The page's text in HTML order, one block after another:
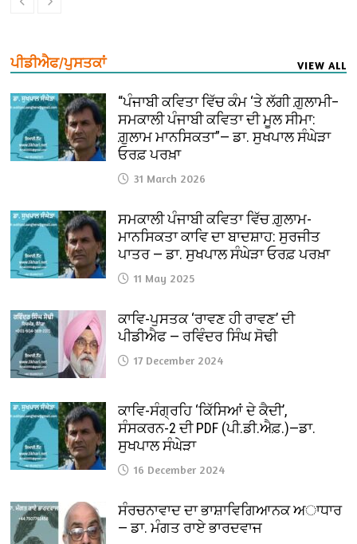
ਪੀਡੀਐਫ/ਪੁਸਤਕਾਂ VIEW ALL
“ਪੰਜਾਬੀ ਕਵਿਤਾ ਵਿੱਚ ਕੰਮ ‘ਤੇ ਲੱਗੀ ਗ਼ੁਲਾਮੀ–
ਸਮਕਾਲੀ ਪੰਜਾਬੀ ਕਵਿਤਾ ਦੀ ਮੂਲ ਸੀਮਾ:
ਗ਼ੁਲਾਮ ਮਾਨਸਿਕਤਾ”— ਡਾ. ਸੁਖਪਾਲ ਸੰਘੇੜਾ
ਓਰਫ਼ ਪਰਖ਼ਾ
31 March 2026
ਸਮਕਾਲੀ ਪੰਜਾਬੀ ਕਵਿਤਾ ਵਿੱਚ ਗ਼ੁਲਾਮ-
ਮਾਨਸਿਕਤਾ ਕਾਵਿ ਦਾ ਬਾਦਸ਼ਾਹ: ਸੁਰਜੀਤ
ਪਾਤਰ — ਡਾ. ਸੁਖਪਾਲ ਸੰਘੇੜਾ ਓਰਫ਼ ਪਰਖ਼ਾ
11 May 2025
ਕਾਵਿ-ਪੁਸਤਕ ‘ਰਾਵਣ ਹੀ ਰਾਵਣ’ ਦੀ
ਪੀਡੀਐਫ — ਰਵਿੰਦਰ ਸਿੰਘ ਸੋਢੀ
17 December 2024
ਕਾਵਿ-ਸੰਗ੍ਰਹਿ ‘ਕਿੱਸਿਆਂ ਦੇ ਕੈਦੀ’,
ਸੰਸਕਰਨ-2 ਦੀ PDF (ਪੀ.ਡੀ.ਐਫ਼.)—ਡਾ.
ਸੁਖਪਾਲ ਸੰਘੇੜਾ
16 December 2024
ਸੰਰਚਨਾਵਾਦ ਦਾ ਭਾਸ਼ਾਵਿਗਿਆਨਕ ਅਾਧਾਰ
— ਡਾ. ਮੰਗਤ ਰਾਏ ਭਾਰਦਵਾਜ